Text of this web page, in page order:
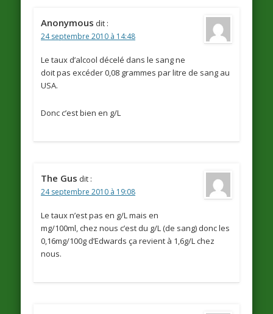
Anonymous dit :
24 septembre 2010 à 14:48
Le taux d’alcool décelé dans le sang ne
doit pas excéder 0,08 grammes par litre de sang au
USA.
Donc c’est bien en g/L
The Gus dit :
24 septembre 2010 à 19:08
Le taux n’est pas en g/L mais en
mg/100ml, chez nous c’est du g/L (de sang) donc les
0,16mg/100g d’Edwards ça revient à 1,6g/L chez
nous.